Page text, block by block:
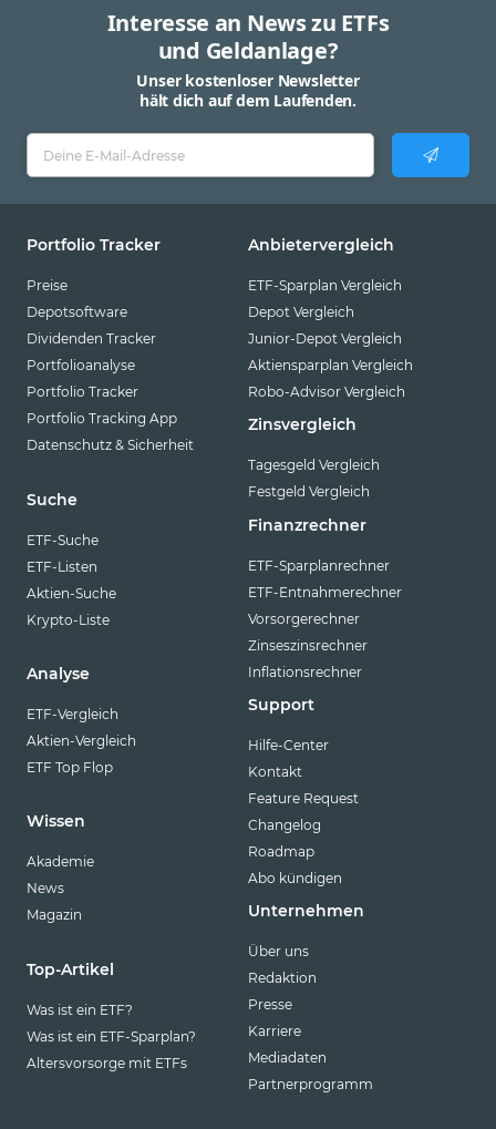
Interesse an News zu ETFs
und Geldanlage?
Unser kostenloser Newsletter
hält dich auf dem Laufenden.
Portfolio Tracker
Preise
Depotsoftware
Dividenden Tracker
Portfolioanalyse
Portfolio Tracker
Portfolio Tracking App
Datenschutz & Sicherheit
Suche
ETF-Suche
ETF-Listen
Aktien-Suche
Krypto-Liste
Analyse
ETF-Vergleich
Aktien-Vergleich
ETF Top Flop
Wissen
Akademie
News
Magazin
Top-Artikel
Was ist ein ETF?
Was ist ein ETF-Sparplan?
Altersvorsorge mit ETFs
Anbietervergleich
ETF-Sparplan Vergleich
Depot Vergleich
Junior-Depot Vergleich
Aktiensparplan Vergleich
Robo-Advisor Vergleich
Zinsvergleich
Tagesgeld Vergleich
Festgeld Vergleich
Finanzrechner
ETF-Sparplanrechner
ETF-Entnahmerechner
Vorsorgerechner
Zinseszinsrechner
Inflationsrechner
Support
Hilfe-Center
Kontakt
Feature Request
Changelog
Roadmap
Abo kündigen
Unternehmen
Über uns
Redaktion
Presse
Karriere
Mediadaten
Partnerprogramm